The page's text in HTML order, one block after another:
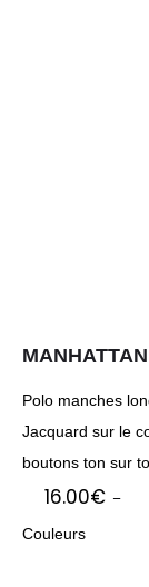
Polo manches
Jacquard sur le
boutons ton sur
16.00€ –
Couleurs